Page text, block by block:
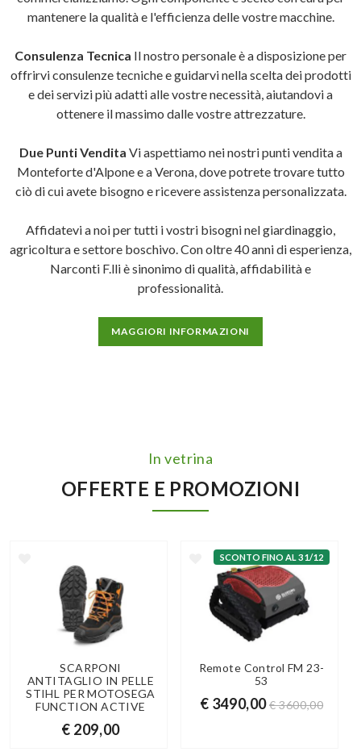
mantenere la qualità e l'efficienza delle vostre macchine.
Consulenza Tecnica Il nostro personale è a disposizione per
offrirvi consulenze tecniche e guidarvi nella scelta dei prodotti
e dei servizi più adatti alle vostre necessità, aiutandovi a
ottenere il massimo dalle vostre attrezzature.
Due Punti Vendita Vi aspettiamo nei nostri punti vendita a
Monteforte d'Alpone e a Verona, dove potrete trovare tutto
ciò di cui avete bisogno e ricevere assistenza personalizzata.
Affidatevi a noi per tutti i vostri bisogni nel giardinaggio,
agricoltura e settore boschivo. Con oltre 40 anni di esperienza,
Narconti F.lli è sinonimo di qualità, affidabilità e
professionalità.
MAGGIORI INFORMAZIONI
In vetrina
OFFERTE E PROMOZIONI
SCARPONI
ANTITAGLIO IN PELLE
STIHL PER MOTOSEGA
FUNCTION ACTIVE
€ 209,00
SCONTO FINO AL 31/12
Remote Control FM 23-
53
€ 3490,00€ 3600,00